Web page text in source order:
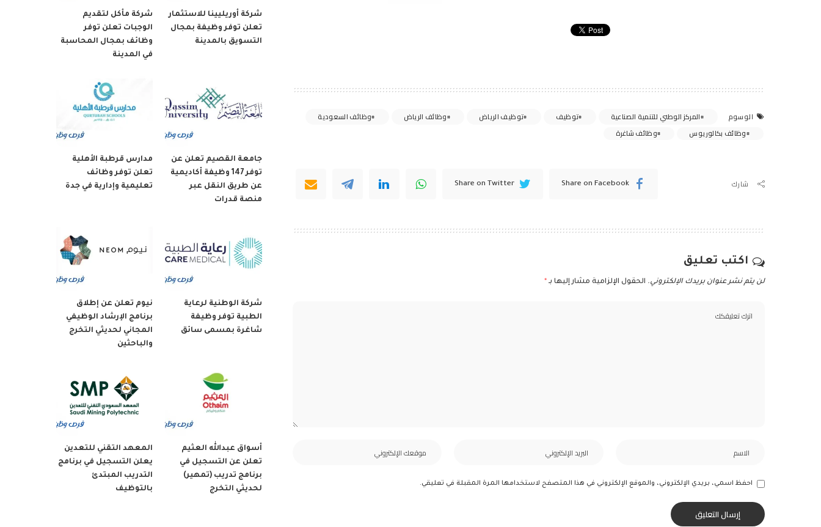
الوسوم المركز الوطني للتنمية الصناعية توظيف توظيف الرياض وظائف الرياض
وظائف السعودية
وظائف بكالوريوس
وظائف شاغرة
شارك Share on Facebook
Share on Twitter
اكتب تعليق
لن يتم نشر عنوان بريدك الإلكتروني. الحقول الإلزامية مشار إليها بـ *
احفظ اسمي، بريدي الإلكتروني، والموقع الإلكتروني في هذا المتصفح لاستخدامها المرة المقبلة في تعليقي.
شركة أوريليينا للاستثمار
تعلن توفر وظيفة بمجال
التسويق بالمدينة
شركة مأكل لتقديم
الوجبات تعلن توفر
وظائف بمجال المحاسبة
في المدينة
جامعة القصيم تعلن عن
توفر 147 وظيفة أكاديمية
عن طريق النقل عبر
منصة قدرات
مدارس قرطبة الأهلية
تعلن توفر وظائف
تعليمية وإدارية في جدة
شركة الوطنية لرعاية
الطبية توفر وظيفة
شاغرة بمسمى سائق
نيوم تعلن عن إطلاق
برنامج الإرشاد الوظيفي
المجاني لحديثي التخرج
والباحثين
أسواق عبدالله العثيم
تعلن عن التسجيل في
برنامج تدريب (تمهير)
لحديثي التخرج
المعهد التقني للتعدين
يعلن التسجيل في برنامج
التدريب المبتدئ
بالتوظيف